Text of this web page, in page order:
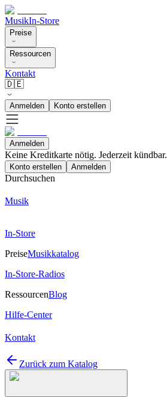
MusikIn-Store
Preise
Ressourcen
Kontakt
🇩🇪
Anmelden Konto erstellen
Anmelden
Keine Kreditkarte nötig. Jederzeit kündbar.
Konto erstellen Anmelden
Durchsuchen
Musik
In-Store
PreiseMusikkatalog
In-Store-Radios
RessourcenBlog
Hilfe-Center
Kontakt
Zurück zum Katalog